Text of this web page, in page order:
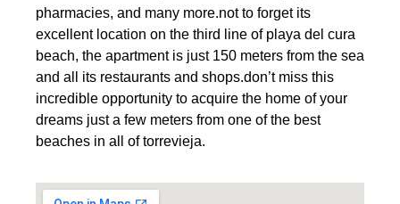
pharmacies, and many more.not to forget its
excellent location on the third line of playa del cura
beach, the apartment is just 150 meters from the sea
and all its restaurants and shops.don’t miss this
incredible opportunity to acquire the home of your
dreams just a few meters from one of the best
beaches in all of torrevieja.